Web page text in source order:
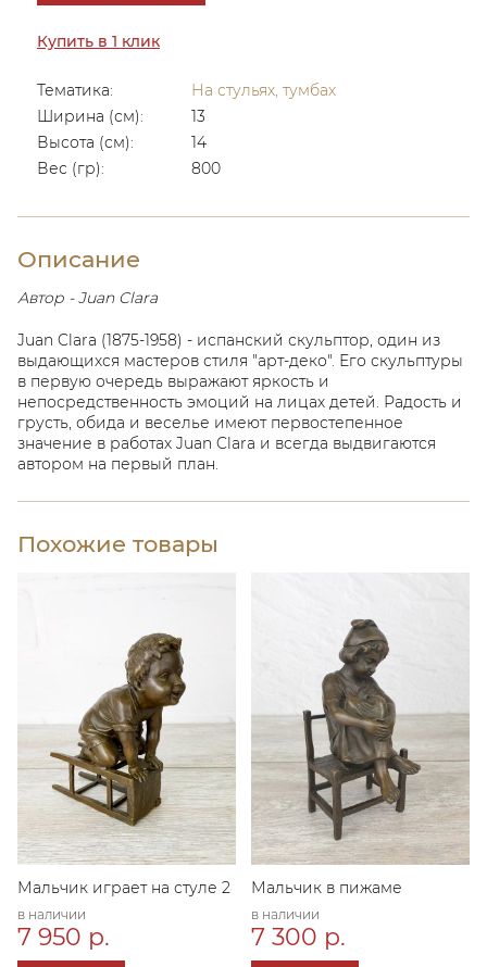
Купить в 1 клик
Тематика:
На стульях, тумбах
Ширина (см):
13
Высота (см):
14
Вес (гр):
800
Описание
Автор - Juan Clara
Juan Clara (1875-1958) - испанский скульптор, один из
выдающихся мастеров стиля "арт-деко". Его скульптуры
в первую очередь выражают яркость и
непосредственность эмоций на лицах детей. Радость и
грусть, обида и веселье имеют первостепенное
значение в работах Juan Clara и всегда выдвигаются
автором на первый план.
Похожие товары
Мальчик играет на стуле 2
в наличии
7 950 р.
Мальчик в пижаме
в наличии
7 300 р.